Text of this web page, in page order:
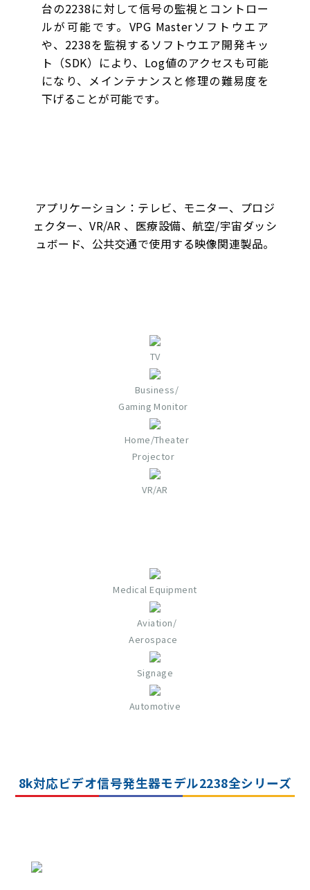
台の2238に対して信号の監視とコントロー
ルが可能です。VPG Masterソフトウエア
や、2238を監視するソフトウエア開発キッ
ト（SDK）により、Log値のアクセスも可能
になり、メインテナンスと修理の難易度を
下げることが可能です。
アプリケーション：テレビ、モニター、プロジ
ェクター、VR/AR 、医療設備、航空/宇宙ダッシ
ュボード、公共交通で使用する映像関連製品。
TV
Business/
Gaming Monitor
Home/Theater
Projector​
VR/AR​​
Medical Equipment
Aviation/
Aerospace
Signage
Automotive
8k対応ビデオ信号発生器モデル2238全シリーズ